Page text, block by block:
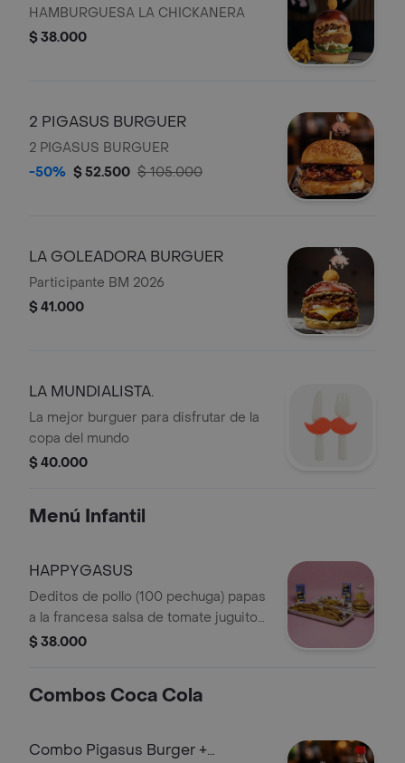
CHICKANERA
HAMBURGUESA LA CHICKANERA
$ 38.000
2 PIGASUS BURGUER
2 PIGASUS BURGUER
-50% $ 52.500 $ 105.000
LA GOLEADORA BURGUER
Participante BM 2026
$ 41.000
LA MUNDIALISTA.
La mejor burguer para disfrutar de la
copa del mundo
$ 40.000
Menú Infantil
HAPPYGASUS
Deditos de pollo (100 pechuga) papas
a la francesa salsa de tomate juguito
en caja. Incluye pin.
$ 38.000
Combos Coca Cola
Combo Pigasus Burger +